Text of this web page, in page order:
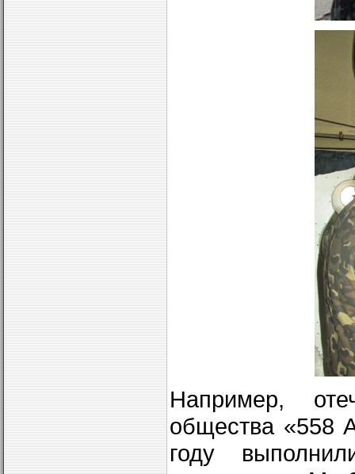
Например,
общества «558
году